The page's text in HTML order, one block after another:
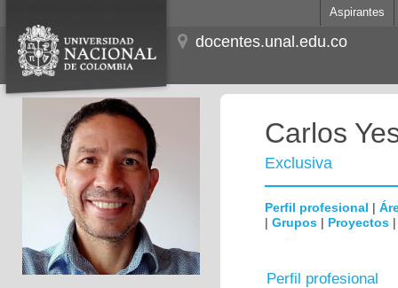
Aspirantes
docentes.unal.edu.co
Carlos
Exclusiva
Perfil profesional |
| Grupos | Proyectos
Perfil profesional